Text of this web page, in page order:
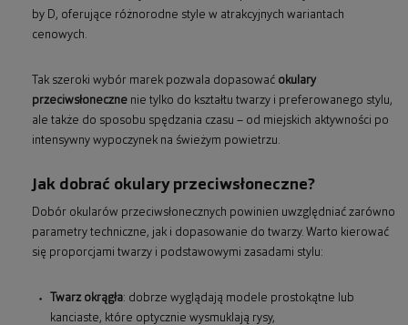
by D, oferujące różnorodne style w atrakcyjnych wariantach
cenowych.
Tak szeroki wybór marek pozwala dopasować okulary
przeciwsłoneczne nie tylko do kształtu twarzy i preferowanego stylu,
ale także do sposobu spędzania czasu – od miejskich aktywności po
intensywny wypoczynek na świeżym powietrzu.
Jak dobrać okulary przeciwsłoneczne?
Dobór okularów przeciwsłonecznych powinien uwzględniać zarówno
parametry techniczne, jak i dopasowanie do twarzy. Warto kierować
się proporcjami twarzy i podstawowymi zasadami stylu:
Twarz okrągła: dobrze wyglądają modele prostokątne lub
kanciaste, które optycznie wysmuklają rysy,